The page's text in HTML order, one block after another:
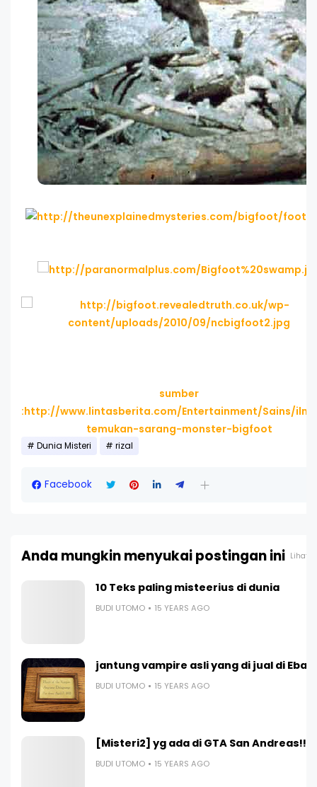
sumber
:http://www.lintasberita.com/Entertainment/Sains/
temukan-sarang-monster-bigfoot
Dunia Misteri rizal
Facebook
Anda mungkin menyukai postingan ini Lihat
10 Teks paling misteerius di dunia
BUDI UTOMO 15 YEARS AGO
jantung vampire asli yang di jual di Ebay
BUDI UTOMO 15 YEARS AGO
[Misteri2] yg ada di GTA San Andreas!!
BUDI UTOMO 15 YEARS AGO